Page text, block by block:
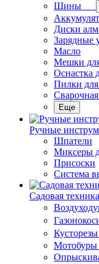
Шины
Диски
Зарядные
Масло
Мешки
Оснастка
Пилки для
Еще
Ручные
Шпатели
Миксеры
Присоски
Система
Садовая техника
Мотобуры